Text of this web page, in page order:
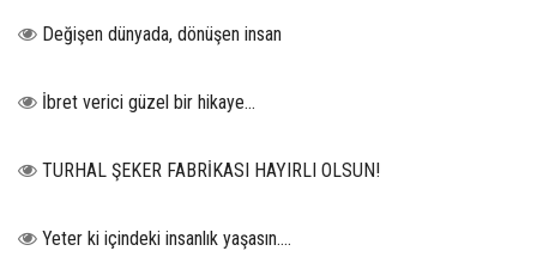
Değişen dünyada, dönüşen insan
İbret verici güzel bir hikaye...
TURHAL ŞEKER FABRİKASI HAYIRLI OLSUN!
Yeter ki içindeki insanlık yaşasın….